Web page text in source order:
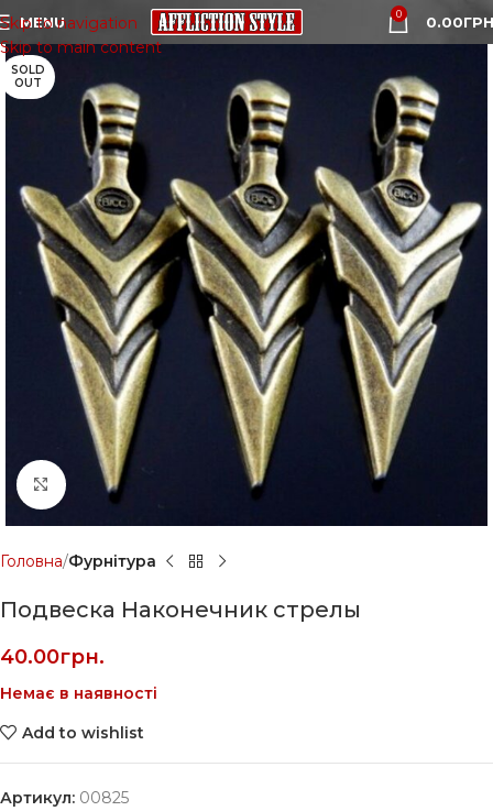
Skip to navigation
Skip to main content
MENU 0 0.00
SOLD
OUT
Click to enlarge
Головна Фурнітура
Подвеска Наконечник стрелы
40.00грн.
Немає в наявності
Add to wishlist
Артикул: 00825